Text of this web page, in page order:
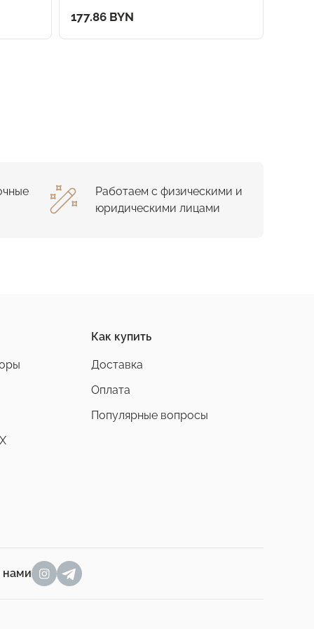
177.86 BYN
Работаем с физическими и
юридическими лицами
Как купить
Доставка
Оплата
Популярные вопросы
нами